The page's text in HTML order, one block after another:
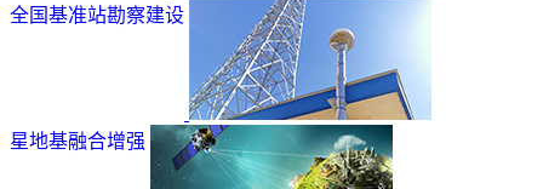
全国基准站勘察建设
星地基融合增强